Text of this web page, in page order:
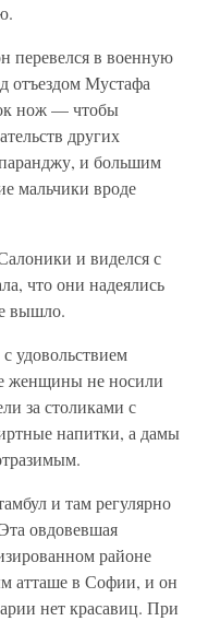
перевелся в военную
отъездом Мустафа
нож — чтобы
других
и большим
мальчики вроде
и виделся с
что они надеялись
вышло.
удовольствием
женщины не носили
за столиками с
напитки, а дамы
и там регулярно
овдовевшая
районе
атташе в Софии, и он
нет красавиц. При